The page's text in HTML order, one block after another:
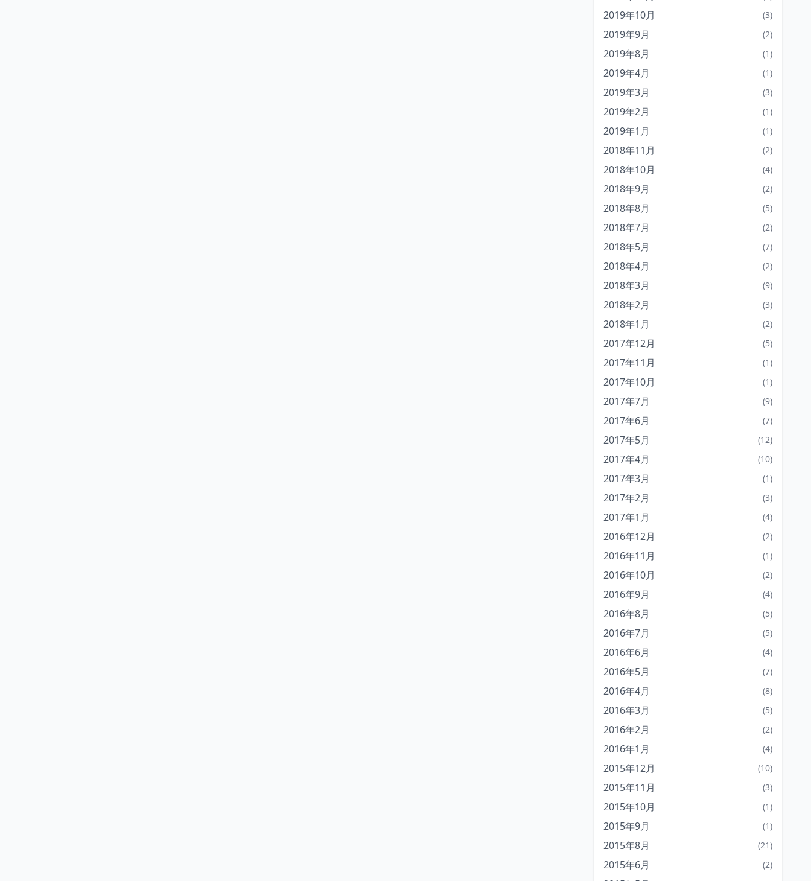
2019年10月 (3)
2019年9月 (2)
2019年8月 (1)
2019年4月 (1)
2019年3月 (3)
2019年2月 (1)
2019年1月 (1)
2018年11月 (2)
2018年10月 (4)
2018年9月 (2)
2018年8月 (5)
2018年7月 (2)
2018年5月 (7)
2018年4月 (2)
2018年3月 (9)
2018年2月 (3)
2018年1月 (2)
2017年12月 (5)
2017年11月 (1)
2017年10月 (1)
2017年7月 (9)
2017年6月 (7)
2017年5月 (12)
2017年4月 (10)
2017年3月 (1)
2017年2月 (3)
2017年1月 (4)
2016年12月 (2)
2016年11月 (1)
2016年10月 (2)
2016年9月 (4)
2016年8月 (5)
2016年7月 (5)
2016年6月 (4)
2016年5月 (7)
2016年4月 (8)
2016年3月 (5)
2016年2月 (2)
2016年1月 (4)
2015年12月 (10)
2015年11月 (3)
2015年10月 (1)
2015年9月 (1)
2015年8月 (21)
2015年6月 (2)